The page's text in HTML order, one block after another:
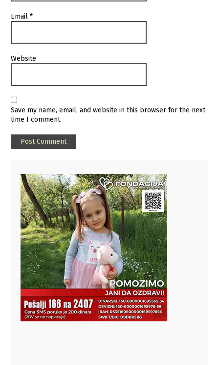
Email*
Website
Save my name, email, and website in this browser for the next
time I comment.